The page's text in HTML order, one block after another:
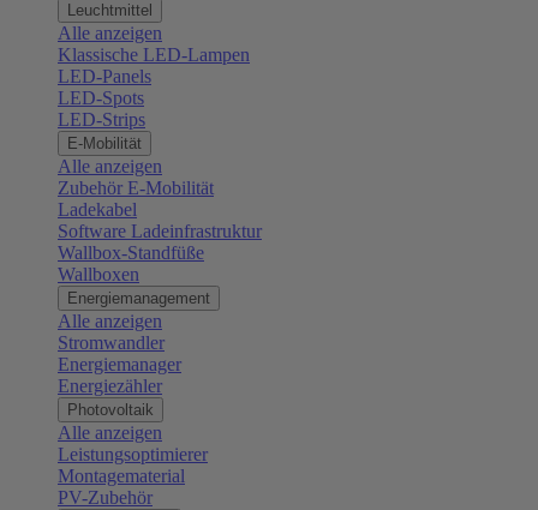
Leuchtmittel
Alle anzeigen
Klassische LED-Lampen
LED-Panels
LED-Spots
LED-Strips
E-Mobilität
Alle anzeigen
Zubehör E-Mobilität
Ladekabel
Software Ladeinfrastruktur
Wallbox-Standfüße
Wallboxen
Energiemanagement
Alle anzeigen
Stromwandler
Energiemanager
Energiezähler
Photovoltaik
Alle anzeigen
Leistungsoptimierer
Montagematerial
PV-Zubehör